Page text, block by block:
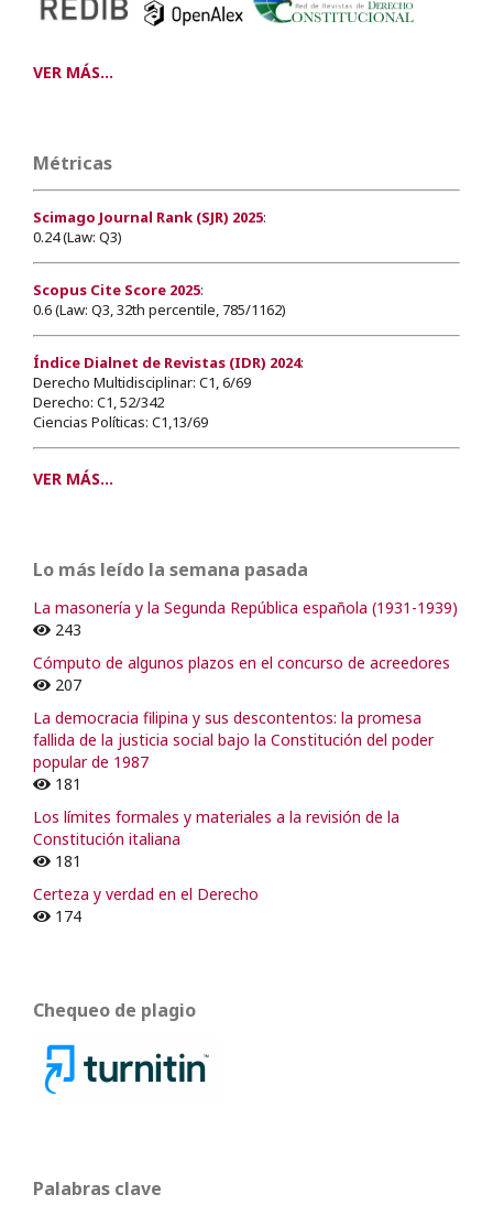
VER MÁS...
Métricas
Scimago Journal Rank (SJR) 2025:
0.24 (Law: Q3)
Scopus Cite Score 2025:
0.6 (Law: Q3, 32th percentile, 785/1162)
Índice Dialnet de Revistas (IDR) 2024:
Derecho Multidisciplinar: C1, 6/69
Derecho: C1, 52/342
Ciencias Políticas: C1,13/69
VER MÁS...
Lo más leído la semana pasada
La masonería y la Segunda República española (1931-1939)
243
Cómputo de algunos plazos en el concurso de acreedores
207
La democracia filipina y sus descontentos: la promesa
fallida de la justicia social bajo la Constitución del poder
popular de 1987
181
Los límites formales y materiales a la revisión de la
Constitución italiana
181
Certeza y verdad en el Derecho
174
Chequeo de plagio
Palabras clave